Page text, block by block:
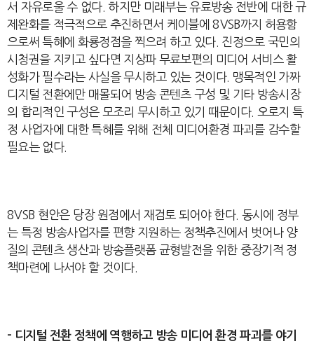
서 자유로울 수 없다. 하지만 미래부는 유료방송 전반에 대한 규
제완화를 적극적으로 추진하면서 케이블에8VSB까지 허용함
으로써 특혜에 화룡정점을 찍으려 하고 있다. 진정으로 국민의
시청권을 지키고 싶다면 지상파 무료보편의 미디어 서비스 활
성화가 필수라는 사실을 무시하고 있는 것이다. 맹목적인 가짜
디지털 전환에만 매몰되어 방송 콘텐츠 구성 및 기타 방송시장
의 합리적인 구성은 모조리 무시하고 있기 때문이다. 오로지 특
정 사업자에 대한 특혜를 위해 전체 미디어환경 파괴를 감수할
필요는 없다.
8VSB 현안은 당장 원점에서 재검토 되어야 한다. 동시에 정부
는 특정 방송사업자를 편향 지원하는 정책추진에서 벗어나 양
질의 콘텐츠 생산과 방송플랫폼 균형발전을 위한 중장기적 정
책마련에 나서야 할 것이다.
– 디지털 전환 정책에 역행하고 방송 미디어 환경 파괴를 야기